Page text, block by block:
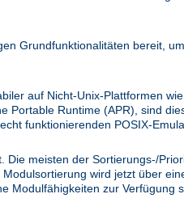
Grundfunktionalitäten bereit,
auf Nicht-Unix-Plattformen
Portable Runtime (APR), sind
funktionierenden POSIX-
Die meisten der Sortierungs-/
wird jetzt über
Modulfähigkeiten zur